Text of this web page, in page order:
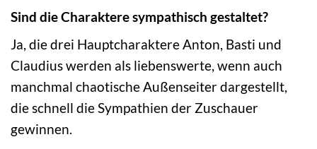
Sind die Charaktere sympathisch gestaltet?
Ja, die drei Hauptcharaktere Anton, Basti und
Claudius werden als liebenswerte, wenn auch
manchmal chaotische Außenseiter dargestellt,
die schnell die Sympathien der Zuschauer
gewinnen.